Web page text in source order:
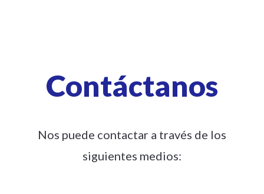
Contáctanos
Nos puede contactar a través de los
siguientes medios: